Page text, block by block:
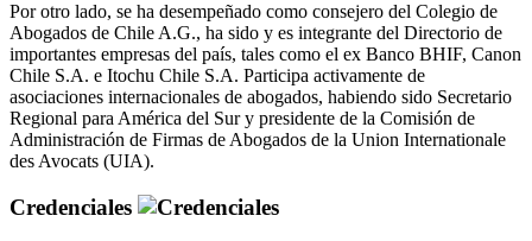
Por otro lado, se ha desempeñado como consejero del Colegio de
Abogados de Chile A.G., ha sido y es integrante del Directorio de
importantes empresas del país, tales como el ex Banco BHIF, Canon
Chile S.A. e Itochu Chile S.A. Participa activamente de
asociaciones internacionales de abogados, habiendo sido Secretario
Regional para América del Sur y presidente de la Comisión de
Administración de Firmas de Abogados de la Union Internationale
des Avocats (UIA).
Credenciales